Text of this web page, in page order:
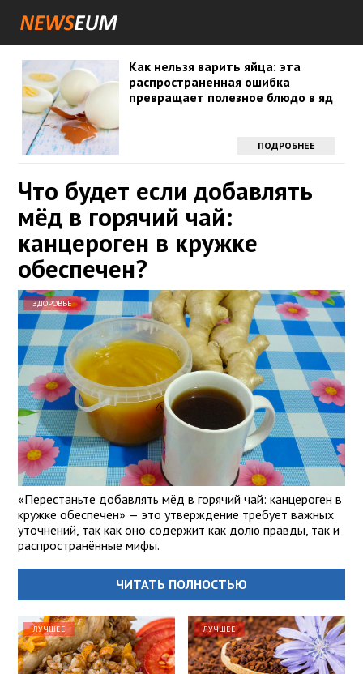
Как нельзя варить яйца: эта
распространенная ошибка
превращает полезное блюдо в яд
ПОДРОБНЕЕ
Что будет если добавлять
мёд в горячий чай:
канцероген в кружке
обеспечен?
ЗДОРОВЬЕ
«Перестаньте добавлять мёд в горячий чай: канцероген в
кружке обеспечен» — это утверждение требует важных
уточнений, так как оно содержит как долю правды, так и
распространённые мифы.
ЧИТАТЬ ПОЛНОСТЬЮ
ЛУЧШЕЕ ЛУЧШЕЕ